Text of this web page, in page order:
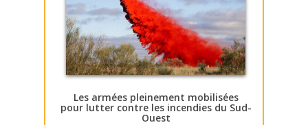
Les armées pleinement mobilisées
pour lutter contre les incendies du Sud-
Ouest